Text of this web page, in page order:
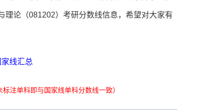
论（081202）考研分数线信息，希望对大家有
线汇总
注单科即与国家线单科分数线一致）